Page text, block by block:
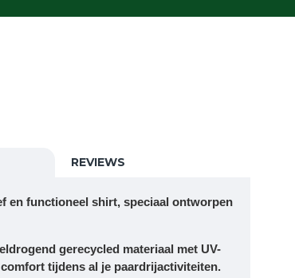
REVIEWS
en functioneel shirt, speciaal ontworpen
gerecycled materiaal met UV-
tijdens al je paardrijactiviteiten.